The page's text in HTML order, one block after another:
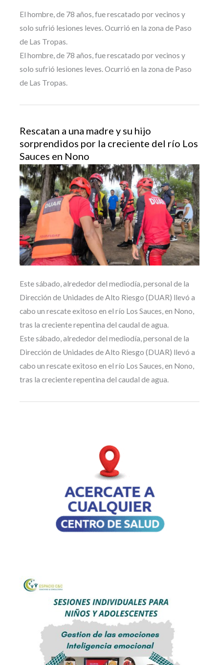
El hombre, de 78 años, fue rescatado por vecinos y
solo sufrió lesiones leves. Ocurrió en la zona de Paso
de Las Tropas.
El hombre, de 78 años, fue rescatado por vecinos y
solo sufrió lesiones leves. Ocurrió en la zona de Paso
de Las Tropas.
Rescatan a una madre y su hijo
sorprendidos por la creciente del río Los
Sauces en Nono
Este sábado, alrededor del mediodía, personal de la
Dirección de Unidades de Alto Riesgo (DUAR) llevó a
cabo un rescate exitoso en el río Los Sauces, en Nono,
tras la creciente repentina del caudal de agua.
Este sábado, alrededor del mediodía, personal de la
Dirección de Unidades de Alto Riesgo (DUAR) llevó a
cabo un rescate exitoso en el río Los Sauces, en Nono,
tras la creciente repentina del caudal de agua.